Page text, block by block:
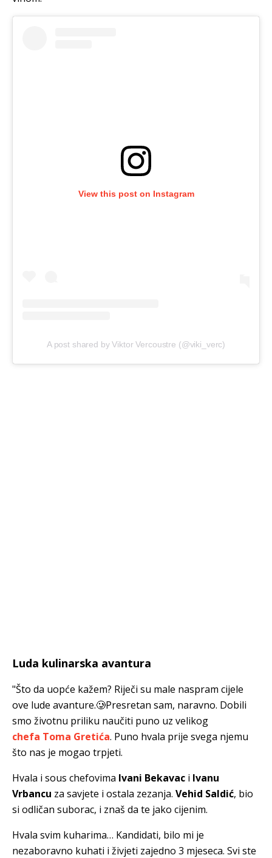
View this post on Instagram
A post shared by Viktor Vercoustre (@viki_verc)
Luda kulinarska avantura
"Što da uopće kažem? Riječi su male naspram cijele
ove lude avanture.🥲Presretan sam, naravno. Dobili
smo životnu priliku naučiti puno uz velikog
chefa Toma Gretića. Puno hvala prije svega njemu
što nas je mogao trpjeti.
Hvala i sous chefovima Ivani Bekavac i Ivanu
Vrbancu za savjete i ostala zezanja. Vehid Saldić, bio
si odličan suborac, i znaš da te jako cijenim.
Hvala svim kuharima… Kandidati, bilo mi je
nezaboravno kuhati i živjeti zajedno 3 mjeseca. Svi ste